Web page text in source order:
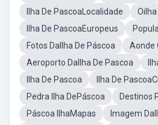
Ilha De PascoaLocalidade
Ilha De PascoaEuropeus
Fotos DaIlha De Páscoa
Aonde
Aeroporto DaIlha De Pascoa
Ilha De Pascoa
Ilha De
Pedra Ilha DePáscoa
Destinos
Páscoa IlhaMapas
Imagem